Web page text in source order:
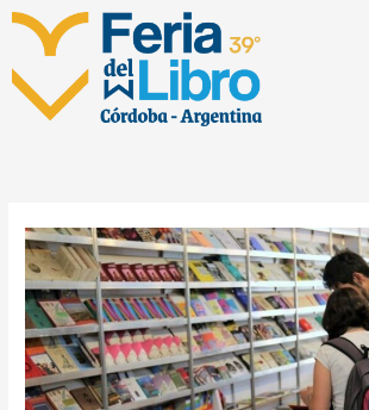
contenido